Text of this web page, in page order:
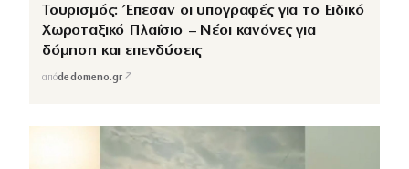
Τουρισμός: Έπεσαν οι υπογραφές για το Ειδικό
Χωροταξικό Πλαίσιο – Νέοι κανόνες για
δόμηση και επενδύσεις
απόdedomeno.gr ↗